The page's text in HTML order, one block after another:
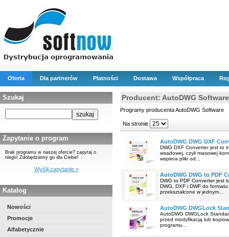
Oferta Dla partnerów Płatności Dostawa Współpraca
Szukaj
Zapytanie o program
Brak programu w naszej ofercie? zapytaj o
niego! Zdobędziemy go dla Ciebie!
Wyślij zapytanie »
Katalog
Nowości
Promocje
Alfabetycznie
Producent: AutoDWG Software
Programy producenta AutoDWG Software
Na stronie
AutoDWG DWG DXF
DWG DXF Converter jest to
wsadowej, czyli masowej
wspiera pliki od...
AutoDWG DWG to PDF
DWG to PDF Converter jest
DWG, DXF i DWF do
przekształcone w jednym...
AutoDWG DWGLock
AutoDWG DWGLock
przed modyfikacją lub
programu...